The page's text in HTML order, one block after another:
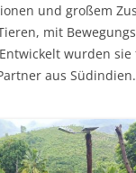
und großem
mit
wurden
aus Südindien.